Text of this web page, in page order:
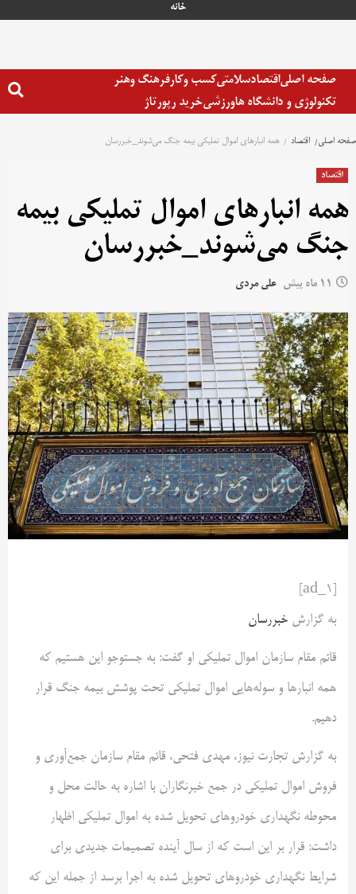
خانه
صفحه اصلیاقتصادسلامتیکسب وکارفرهنگ وهنر
تکنولوژی و دانشگاه هاورزشیخرید رپورتاژ
صفحه اصلی اقتصاد همه انبارهای اموال تملیکی بیمه جنگ می‌شوند_خبررسان
اقتصاد
همه انبارهای اموال تملیکی بیمه
جنگ می‌شوند_خبررسان
11 ماه پیش علی مردی
به گزارش خبررسان
قائم مقام سازمان اموال تملیکی او گفت: به جستوجو این هستیم که
همه انبارها و سوله‌هایی اموال تملیکی تحت پوشش بیمه جنگ قرار
دهیم.
به گزارش تجارت نیوز، مهدی فتحی، قائم مقام سازمان جمع‌آوری و
فروش اموال تملیکی در جمع خبرنگاران با اشاره به حالت محل و
محوطه نگهداری خودروهای تحویل شده به اموال تملیکی اظهار
داشت: قرار بر این است که از سال آینده تصمیمات جدیدی برای
شرایط نگهداری خودروهای تحویل شده به اجرا برسد از جمله این که